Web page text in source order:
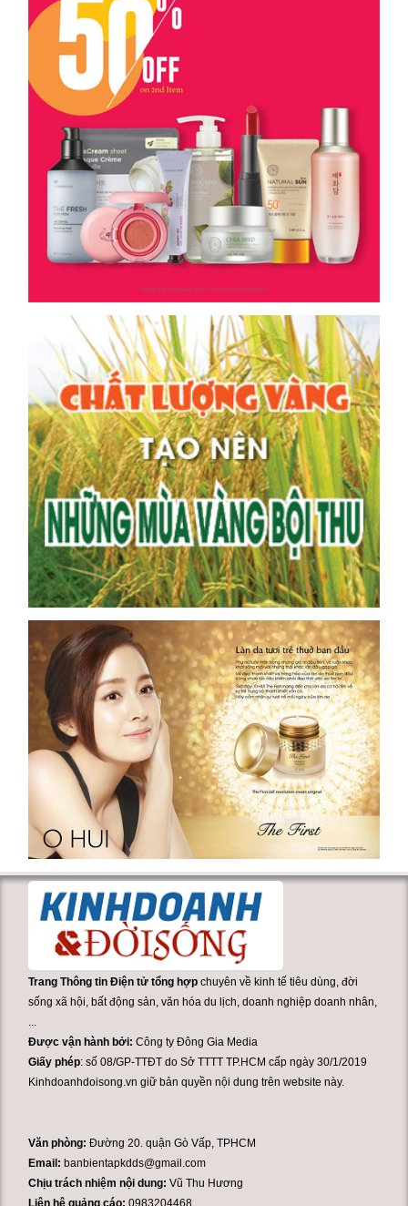
Trang Thông tin Điện tử tổng hợp chuyên về kinh tế tiêu dùng, đời
sống xã hội, bất động sản, văn hóa du lịch, doanh nghiệp doanh nhân,
...
Được vận hành bởi:Công ty Đông Gia Media
Giấy phép: số 08/GP-TTĐT do Sở TTTT TP.HCM cấp ngày 30/1/2019
Kinhdoanhdoisong.vn giữ bản quyền nội dung trên website này.
Văn phòng:Đường 20. quận Gò Vấp, TPHCM
Email: banbientapkdds@gmail.com
Chịu trách nhiệm nội dung: Vũ Thu Hương
Liên hệ quảng cáo:0983204468